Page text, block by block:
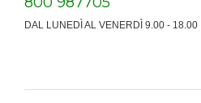
DAL LUNEDÌ AL VENERDÌ 9.00 - 18.00